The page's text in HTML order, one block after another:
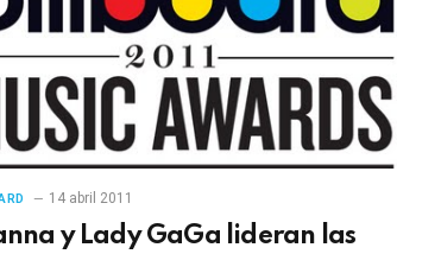
14 abril 2011
y Lady GaGa lideran las